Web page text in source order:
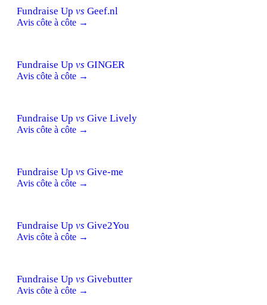
Fundraise Up vs Geef.nl
Avis côte à côte →
Fundraise Up vs GINGER
Avis côte à côte →
Fundraise Up vs Give Lively
Avis côte à côte →
Fundraise Up vs Give-me
Avis côte à côte →
Fundraise Up vs Give2You
Avis côte à côte →
Fundraise Up vs Givebutter
Avis côte à côte →